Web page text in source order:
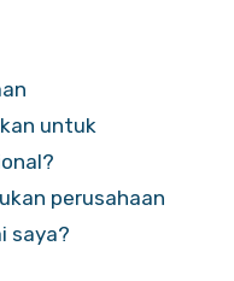
untuk
perusahaan
saya?